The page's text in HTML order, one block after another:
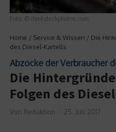
Foto: © thinkstockphotos.com
Home / Service & Wissen / Die
des Diesel-Kartells
Abzocke der Verbraucher
Die
Folgen des
Von Redaktion 25. Juli 2017